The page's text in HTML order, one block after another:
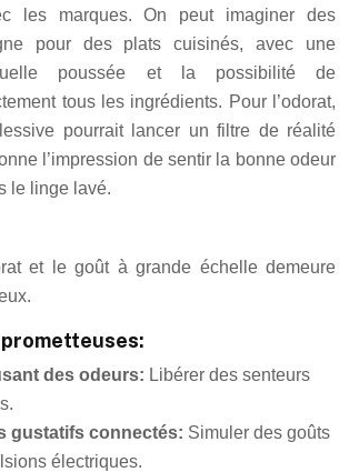
les marques. On peut imaginer des
pour des plats cuisinés, avec une
poussée et la possibilité de
tous les ingrédients. Pour l’odorat,
pourrait lancer un filtre de réalité
l’impression de sentir la bonne odeur
le linge lavé.
et le goût à grande échelle demeure
des odeurs: Libérer des senteurs
gustatifs connectés: Simuler des goûts
électriques.